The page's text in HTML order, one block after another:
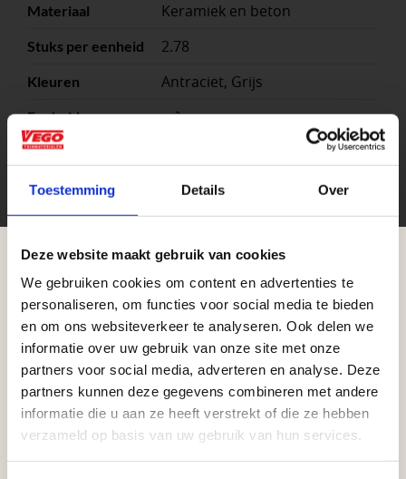
Toestemming Details Over
Deze website maakt gebruik van cookies
We gebruiken cookies om content en advertenties te
personaliseren, om functies voor social media te bieden
en om ons websiteverkeer te analyseren. Ook delen we
informatie over uw gebruik van onze site met onze
partners voor social media, adverteren en analyse. Deze
partners kunnen deze gegevens combineren met andere
informatie die u aan ze heeft verstrekt of die ze hebben
verzameld op basis van uw gebruik van hun services.
Materiaal Keramiek en beton
Stuks per eenheid 2.78
Kleuren Antraciet, Grijs
Eenheid m²
Maat
Zakelijke klant worden
Vego Tuinmaterialen is de meest geschikte partner
voor zakelijke klanten op zoek naar tuin- en
infraproducten. Als professionele leverancier van
Aangepaste openingstijden tijdens de
vakantieperiode
Waardenburg en Vego Dordrecht hanteren tijdens
de vakantieperiode aangepaste openingstijden op
zaterdag. Bekijk de vestigingspagina voor de
actuele openingstijden.